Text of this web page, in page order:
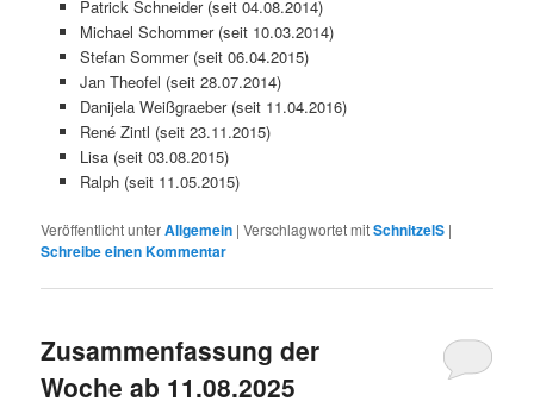
Patrick Schneider (seit 04.08.2014)
Michael Schommer (seit 10.03.2014)
Stefan Sommer (seit 06.04.2015)
Jan Theofel (seit 28.07.2014)
Danijela Weißgraeber (seit 11.04.2016)
René Zintl (seit 23.11.2015)
Lisa (seit 03.08.2015)
Ralph (seit 11.05.2015)
Veröffentlicht unterAllgemein |Verschlagwortet mitSchnitzelS |
Schreibe einen Kommentar
Zusammenfassung der
Woche ab 11.08.2025